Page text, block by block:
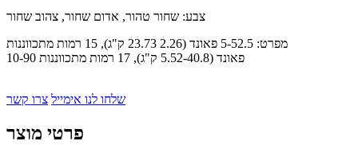
צבע: שחור טהור, אדום שחור, צהוב שחור
מפרט: 5-52.5 פאונד (2.26 23.73 ק"ג), 15 רמות מתכווננות
10-90 פאונד (5.52-40.8 ק"ג), 17 רמות מתכווננות
שלחו לנו אימייל צרו קשר
פרטי מוצר